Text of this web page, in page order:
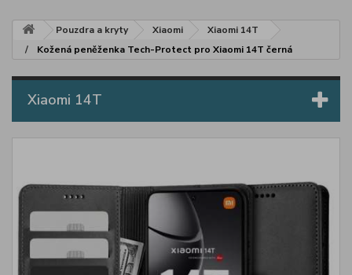
Pouzdra a kryty Xiaomi
Xiaomi 14T
Kožená peněženka Tech-Protect pro Xiaomi 14T černá
Xiaomi 14T